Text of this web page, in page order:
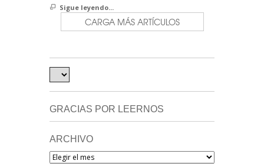
Sigue leyendo...
CARGA MÁS ARTÍCULOS
GRACIAS POR LEERNOS
ARCHIVO
Archivo